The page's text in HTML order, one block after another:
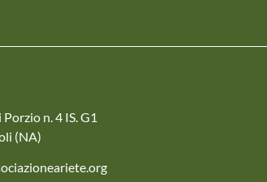
n. 4 IS. G1
(NA)